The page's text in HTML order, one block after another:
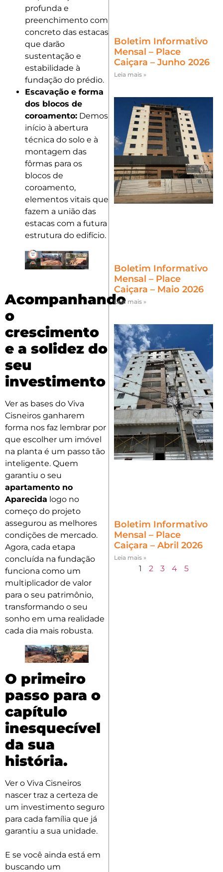
profunda e
preenchimento com
concreto das estacas
que darão
sustentação e
estabilidade à
fundação do prédio.
Escavação e forma
dos blocos de
coroamento: Demos
início à abertura
técnica do solo e à
montagem das
fôrmas para os
blocos de
coroamento,
elementos vitais que
fazem a união das
estacas com a futura
estrutura do edifício.
Acompanhando
o
crescimento
e a solidez do
seu
investimento
Ver as bases do Viva
Cisneiros ganharem
forma nos faz lembrar por
que escolher um imóvel
na planta é um passo tão
inteligente. Quem
garantiu o seu
apartamento no
Aparecida logo no
começo do projeto
assegurou as melhores
condições de mercado.
Agora, cada etapa
concluída na fundação
funciona como um
multiplicador de valor
para o seu patrimônio,
transformando o seu
sonho em uma realidade
cada dia mais robusta.
O primeiro
passo para o
capítulo
inesquecível
da sua
história.
Ver o Viva Cisneiros
nascer traz a certeza de
um investimento seguro
para cada família que já
garantiu a sua unidade.
E se você ainda está em
buscando um
Boletim Informativo
Mensal – Place
Caiçara – Junho 2026
Leia mais »
Boletim Informativo
Mensal – Place
Caiçara – Maio 2026
Leia mais »
Boletim Informativo
Mensal – Place
Caiçara – Abril 2026
Leia mais »
1 2 3 4 5